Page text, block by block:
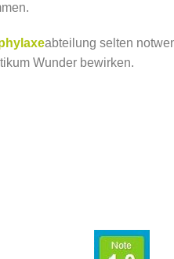
abteilung selten
Wunder bewirken.